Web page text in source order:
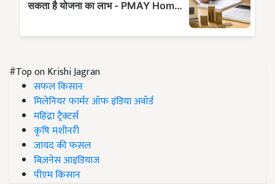
#Top on Krishi Jagran
सफल किसान
मिलेनियर फार्मर ऑफ इंडिया अवॉर्ड
महिंद्रा ट्रैक्टर्स
कृषि मशीनरी
जायद की फसल
बिज़नेस आइडियाज
पीएम किसान